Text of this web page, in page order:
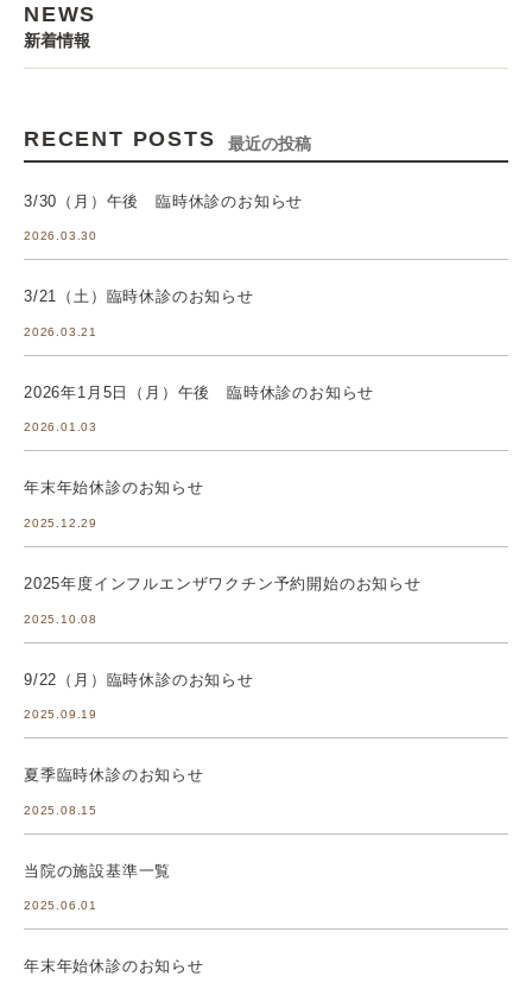
NEWS
新着情報
RECENT POSTS 最近の投稿
3/30（月）午後 臨時休診のお知らせ
2026.03.30
3/21（土）臨時休診のお知らせ
2026.03.21
2026年1月5日（月）午後 臨時休診のお知らせ
2026.01.03
年末年始休診のお知らせ
2025.12.29
2025年度インフルエンザワクチン予約開始のお知らせ
2025.10.08
9/22（月）臨時休診のお知らせ
2025.09.19
夏季臨時休診のお知らせ
2025.08.15
当院の施設基準一覧
2025.06.01
年末年始休診のお知らせ